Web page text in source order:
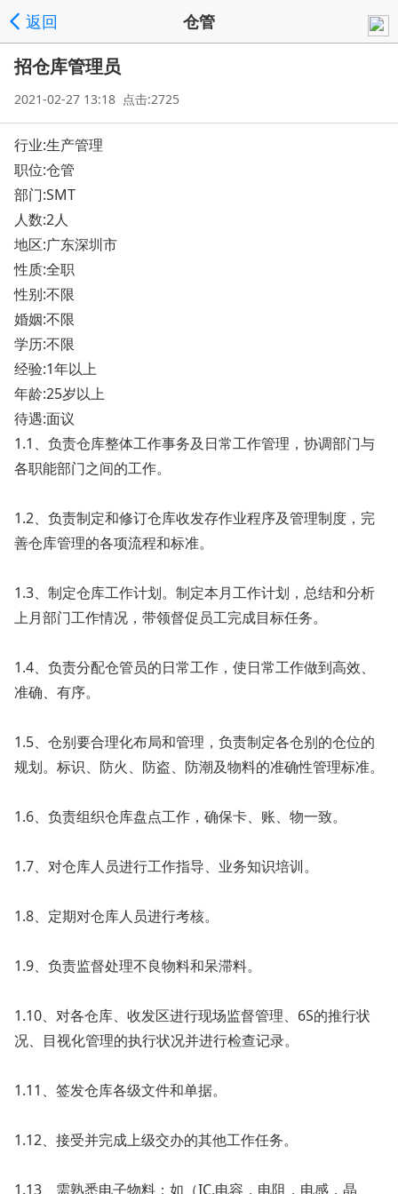
返回 仓管
招仓库管理员
2021-02-27 13:18 点击:2725
行业:生产管理
职位:仓管
部门:SMT
人数:2人
地区:广东深圳市
性质:全职
性别:不限
婚姻:不限
学历:不限
经验:1年以上
年龄:25岁以上
待遇:面议
1.1、负责仓库整体工作事务及日常工作管理，协调部门与
各职能部门之间的工作。
1.2、负责制定和修订仓库收发存作业程序及管理制度，完
善仓库管理的各项流程和标准。
1.3、制定仓库工作计划。制定本月工作计划，总结和分析
上月部门工作情况，带领督促员工完成目标任务。
1.4、负责分配仓管员的日常工作，使日常工作做到高效、
准确、有序。
1.5、仓别要合理化布局和管理，负责制定各仓别的仓位的
规划。标识、防火、防盗、防潮及物料的准确性管理标准。
1.6、负责组织仓库盘点工作，确保卡、账、物一致。
1.7、对仓库人员进行工作指导、业务知识培训。
1.8、定期对仓库人员进行考核。
1.9、负责监督处理不良物料和呆滞料。
1.10、对各仓库、收发区进行现场监督管理、6S的推行状
况、目视化管理的执行状况并进行检查记录。
1.11、签发仓库各级文件和单据。
1.12、接受并完成上级交办的其他工作任务。
1.13、需熟悉电子物料；如（IC,电容，电阻，电感，晶